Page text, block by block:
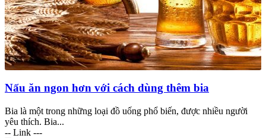
Nấu ăn ngon hơn với cách dùng thêm bia
Bia là một trong những loại đồ uống phổ biến, được nhiều người
yêu thích. Bia...
-- Link ---